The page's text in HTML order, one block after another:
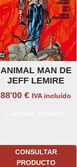
ANIMAL MAN DE
JEFF LEMIRE
88'00€ IVA incluído
CONSULTAR
PRODUCTO